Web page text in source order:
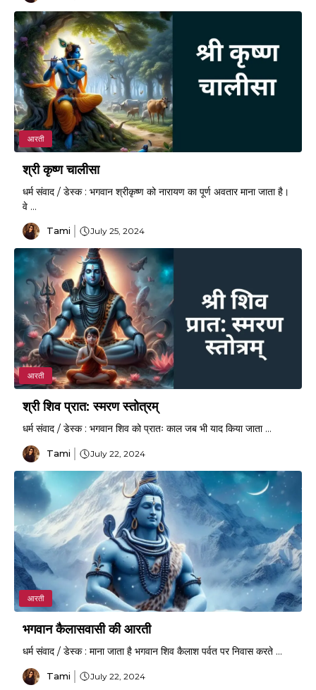
आरती
श्री कृष्ण चालीसा
धर्म संवाद / डेस्क : भगवान श्रीकृष्ण को नारायण का पूर्ण अवतार माना जाता है।
वे ...
Tami July 25, 2024
आरती
श्री शिव प्रात: स्मरण स्तोत्रम्
धर्म संवाद / डेस्क : भगवान शिव को प्रातः काल जब भी याद किया जाता ...
Tami July 22, 2024
आरती
भगवान कैलासवासी की आरती
धर्म संवाद / डेस्क : माना जाता है भगवान शिव कैलाश पर्वत पर निवास करते ...
Tami July 22, 2024